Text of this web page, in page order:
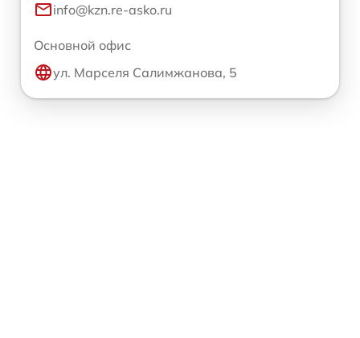
info@kzn.re-asko.ru
Основной офис
ул. Марселя Салимжанова, 5